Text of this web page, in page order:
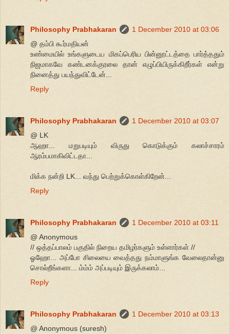
Philosophy Prabhakaran
1 December 2010 at 03:06
@ தம்பி கூர்மதியன்
உண்மையில் உங்களுடைய மிகப்பெரிய பின்னூட்டத்தை பார்த்ததும்
நிஜமாகவே கண்டனக்குரலை தான் எழுப்பியிருக்கிறீர்கள் என்று
நினைத்து பயந்துவிட்டேன்...
Reply
Philosophy Prabhakaran
1 December 2010 at 03:07
@ LK
ஆஹா... மறுபடியும் விருது கொடுக்கும் கலாச்சாரம்
ஆரம்பமாகிவிட்டதா...
மிக்க நன்றி LK... வந்து பெற்றுக்கொள்கிறேன்...
Reply
Philosophy Prabhakaran
1 December 2010 at 03:11
@ Anonymous
// ஒத்தப்பாலம் பகுதில் நிறைய தமிழர்களும் உள்ளார்கள் //
ஓஹோ... அப்போ சிலையை வைத்தது நம்மாளுங்க வேலைதான்னு
சொல்றீங்களா... ம்ம்ம் அப்படியும் இருக்கலாம்...
Reply
Philosophy Prabhakaran
1 December 2010 at 03:13
@ Anonymous (suresh)